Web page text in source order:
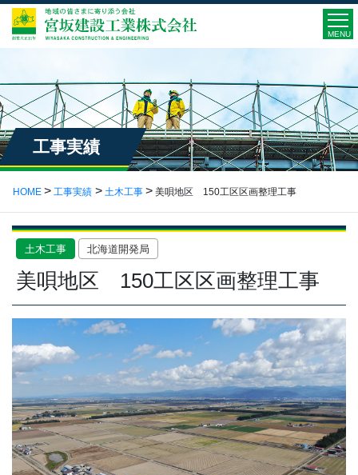
MENU
工事実績
HOME 工事実績 土木工事 美唄地区 150工区区画整理工事
土木工事 北海道開発局
美唄地区 150工区区画整理工事